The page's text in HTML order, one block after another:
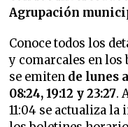
Agrupación
Conoce todos los
y comarcales en
se emiten de lunes
08:24, 19:12 y 23:27.
11:04 se actualiza